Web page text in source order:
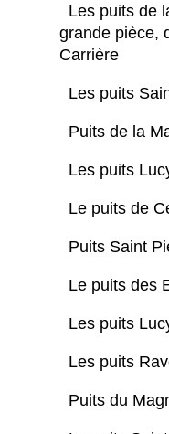
Les puits de
grande pièce,
Carrière
Les puits
Puits de la
Les puits
Le puits de
Puits Saint
Le puits des
Les puits
Les puits
Puits du